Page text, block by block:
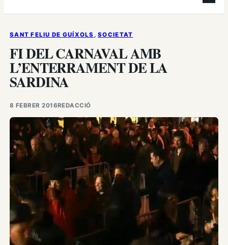
Obre
el
SANT FELIU DE GUÍXOLS , SOCIETAT
FI DEL CARNAVAL AMB
L’ENTERRAMENT DE LA
SARDINA
8 FEBRER 2016REDACCIÓ